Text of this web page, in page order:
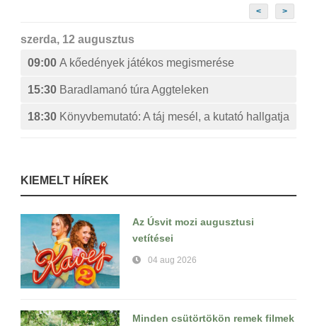
< >
szerda, 12 augusztus
09:00 A kőedények játékos megismerése
15:30 Baradlamanó túra Aggteleken
18:30 Könyvbemutató: A táj mesél, a kutató hallgatja
KIEMELT HÍREK
Az Úsvit mozi augusztusi
vetítései
04 aug 2026
Minden csütörtökön remek filmek